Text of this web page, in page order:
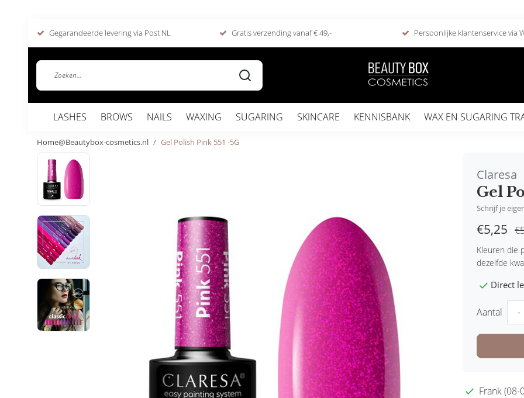
Gegarandeerde levering via Post NL Gratis verzending vanaf € 49,- Persoonlijke klantenservice via
LASHES BROWS NAILS WAXING SUGARING SKINCARE KENNISBANK WAX EN SUGARING
Home@Beautybox-cosmetics.nl Gel Polish Pink 551 -5G
Claresa
Gel
Schrijf je
€5,25
Kleuren die
dezelfde
Direct
Aantal -
Frank